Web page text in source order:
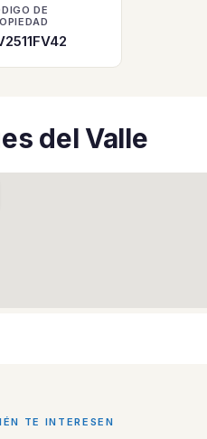
DE
del Valle
TE INTERESEN